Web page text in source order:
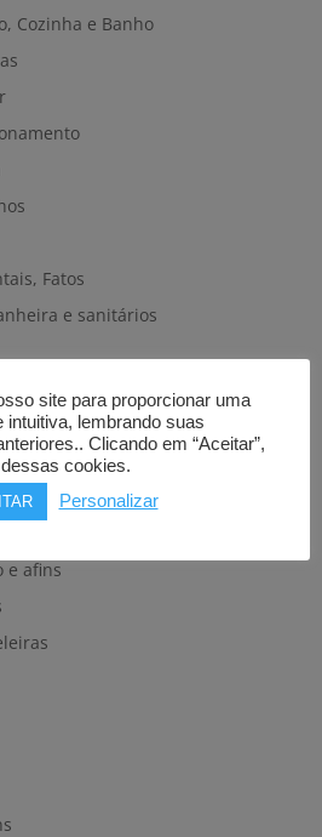
Cozinha e Banho
Fatos
e sanitários
e afins
e sanitárias
e afins
site para proporcionar uma
intuitiva, lembrando suas
Clicando em “Aceitar”,
cookies.
Personalizar